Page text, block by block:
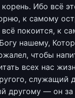
Ибо всё
к самому
покоится, к
нашему,
чтобы
всех нас
служащий
другому — он за